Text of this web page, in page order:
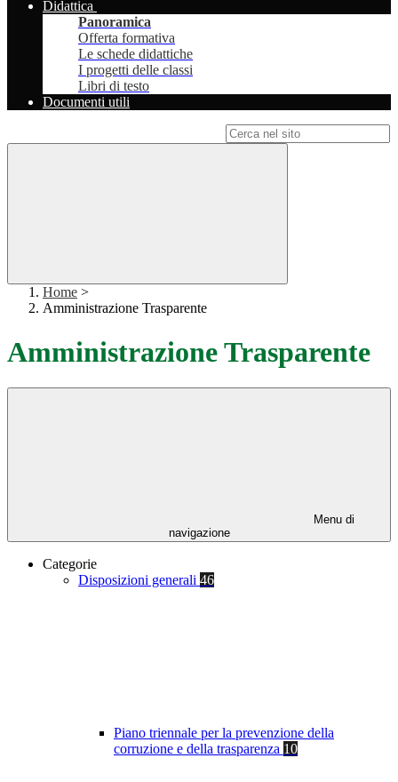
Didattica
Panoramica
Offerta formativa
Le schede didattiche
I progetti delle classi
Libri di testo
Documenti utili
Home >
Amministrazione Trasparente
Amministrazione Trasparente
Menu di
navigazione
Categorie
Disposizioni generali 46
Piano triennale per la prevenzione della
corruzione e della trasparenza 10